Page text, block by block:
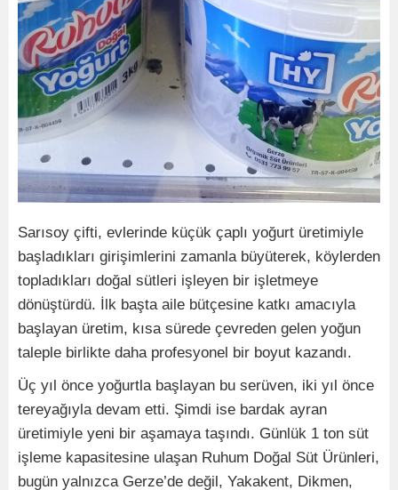
Sarısoy çifti, evlerinde küçük çaplı yoğurt üretimiyle
başladıkları girişimlerini zamanla büyüterek, köylerden
topladıkları doğal sütleri işleyen bir işletmeye
dönüştürdü. İlk başta aile bütçesine katkı amacıyla
başlayan üretim, kısa sürede çevreden gelen yoğun
taleple birlikte daha profesyonel bir boyut kazandı.
Üç yıl önce yoğurtla başlayan bu serüven, iki yıl önce
tereyağıyla devam etti. Şimdi ise bardak ayran
üretimiyle yeni bir aşamaya taşındı. Günlük 1 ton süt
işleme kapasitesine ulaşan Ruhum Doğal Süt Ürünleri,
bugün yalnızca Gerze’de değil, Yakakent, Dikmen,